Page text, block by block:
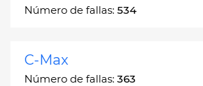
Número de fallas: 534
C-Max
Número de fallas: 363